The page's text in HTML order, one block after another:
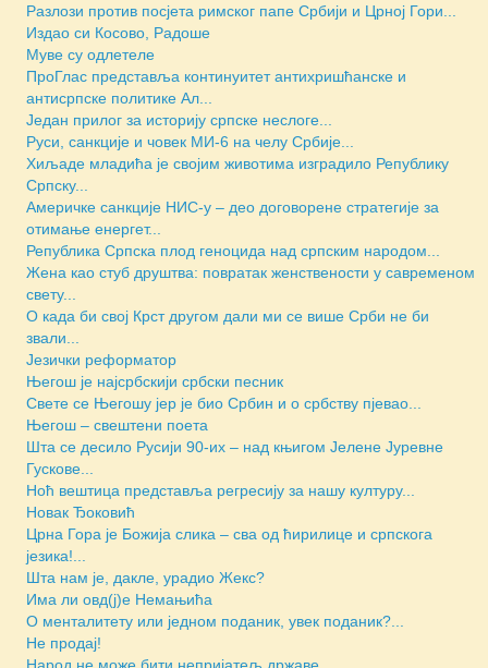
Разлози против посјета римског папе Србији и Црној Гори...
Издао си Косово, Радоше
Муве су одлетеле
ПроГлас представља континуитет антихришћанске и
антисрпске политике Ал...
Један прилог за историју српске неслоге...
Руси, санкције и човек МИ-6 на челу Србије...
Хиљаде младића је својим животима изградило Републику
Српску...
Америчкe санкције НИС-у – део договорене стратегије за
отимање енергет...
Репуб­ли­ка Српска плод геноцида над српским народом...
Жена као стуб друштва: повратак женствености у савременом
свету...
О када би свој Крст другом дали ми се више Срби не би
звали...
Језички реформатор
Његош је најсрбскији србски песник
Свете се Његошу јер је био Србин и о србству пјевао...
Његош – свештени поета
Шта се десило Русији 90-их – над књигом Јелене Јуревне
Гускове...
Ноћ вештица представља регресију за нашу културу...
Новак Ђоковић
Црна Гора је Божија слика – сва од ћирилице и српскога
језика!...
Шта нам је, дакле, урадио Жекс?
Има ли овд(ј)е Немањића
О менталитету или једном поданик, увек поданик?...
Не продај!